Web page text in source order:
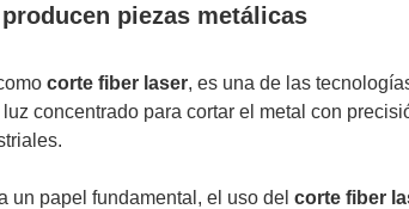
piezas metálicas
corte fiber laser, es una de las
concentrado para cortar el metal con
un papel fundamental, el uso del corte fiber